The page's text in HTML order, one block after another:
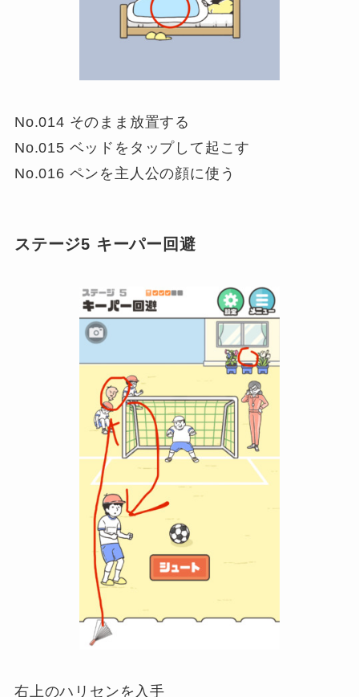
No.014 そのまま放置する
No.015 ベッドをタップして起こす
No.016 ペンを主人公の顔に使う
ステージ5 キーパー回避
右上のハリセンを入手